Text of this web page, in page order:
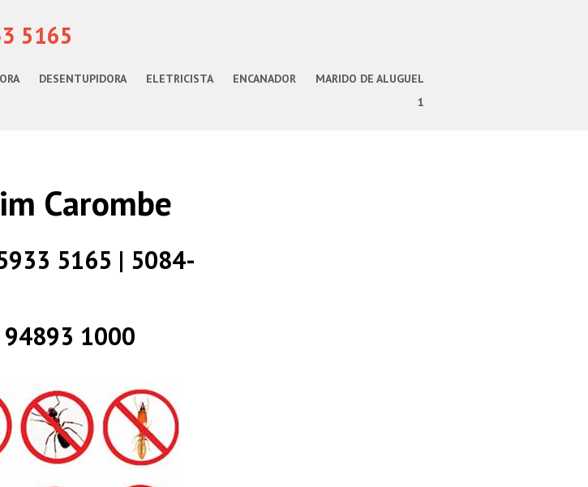
5165
DESENTUPIDORA ELETRICISTA ENCANADOR
MARIDO DE ALUGUEL
1
Carombe
5165 | 5084-
94893 1000